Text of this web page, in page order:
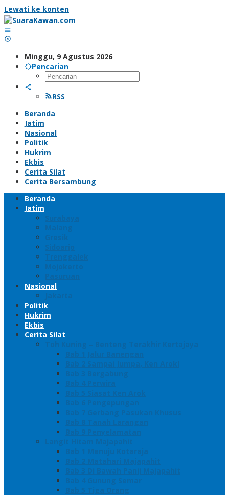
Lewati ke konten
Minggu, 9 Agustus 2026
Pencarian
RSS
Beranda
Jatim
Nasional
Politik
Hukrim
Ekbis
Cerita Silat
Cerita Bersambung
Beranda
Jatim
Surabaya
Malang
Gresik
Sidoarjo
Trenggalek
Mojokerto
Pasuruan
Nasional
Jakarta
Politik
Hukrim
Ekbis
Cerita Silat
Toh Kuning – Benteng Terakhir Kertajaya
Bab 1 Jalur Banengan
Bab 2 Sampai Jumpa, Ken Arok!
Bab 3 Bergabung
Bab 4 Perwira
Bab 5 Siasat Ken Arok
Bab 6 Pengepungan
Bab 7 Gerbang Pasukan Khusus
Bab 8 Tanah Larangan
Bab 9 Penyelamatan
Langit Hitam Majapahit
Bab 1 Menuju Kotaraja
Bab 2 Matahari Majapahit
Bab 3 Di Bawah Panji Majapahit
Bab 4 Gunung Semar
Bab 5 Tiga Orang